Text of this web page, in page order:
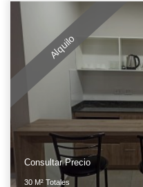
Alquilo
Consultar Precio
30 M² Totales